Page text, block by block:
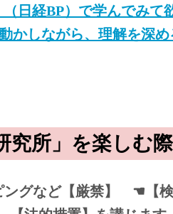
日経BP）で学んでみて
かしながら、理解を深
究所」を楽しむ
ングなど【厳禁】 ☚【